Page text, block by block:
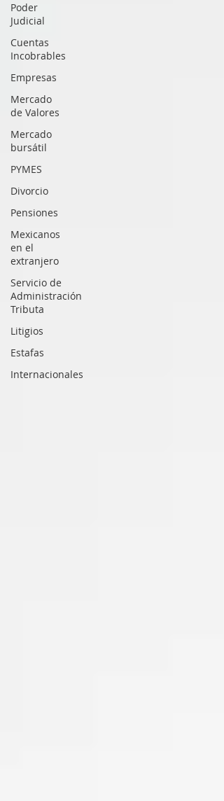
Poder
Judicial
Cuentas
Incobrables
Empresas
Mercado
de Valores
Mercado
bursátil
PYMES
Divorcio
Pensiones
Mexicanos
en el
extranjero
Servicio de
Administración
Tributa
Litigios
Estafas
Internacionales